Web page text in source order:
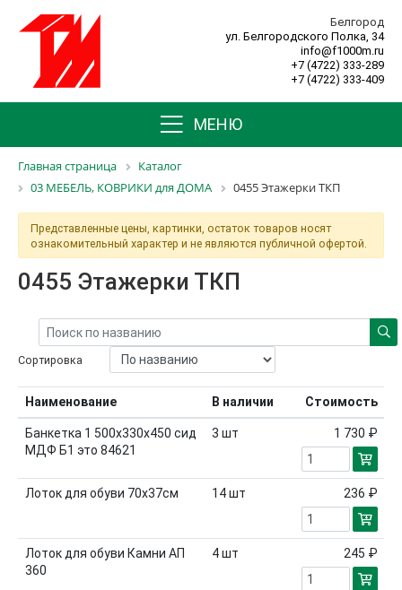
Белгород
ул. Белгородского Полка, 34
info@f1000m.ru
+7 (4722) 333-289
+7 (4722) 333-409
МЕНЮ
Главная страница
Каталог
03 МЕБЕЛЬ, КОВРИКИ для ДОМА
0455 Этажерки ТКП
Представленные цены, картинки, остаток товаров носят
ознакомительный характер и не являются публичной офертой.
0455 Этажерки ТКП
Сортировка
Наименование В наличии Стоимость
Банкетка 1 500х330х450 сид
МДФ Б1 это 84621
3 шт 1 730 ₽
Лоток для обуви 70х37см 14шт 236 ₽
Лоток для обуви Камни АП
360
4шт 245 ₽